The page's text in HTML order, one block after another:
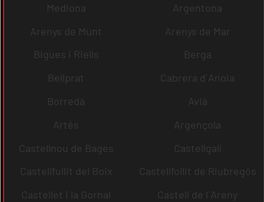
Mediona
Argentona
Arenys de Munt
Arenys de Mar
Bigues i Riells
Berga
Bellprat
Cabrera d´Anoia
Borredà
Avià
Artés
Argençola
Castellnou de Bages
Castellgalí
Castellfullit del Boix
Castellfollit de Riubregós
Castellet i la Gornal
Castell de l´Areny